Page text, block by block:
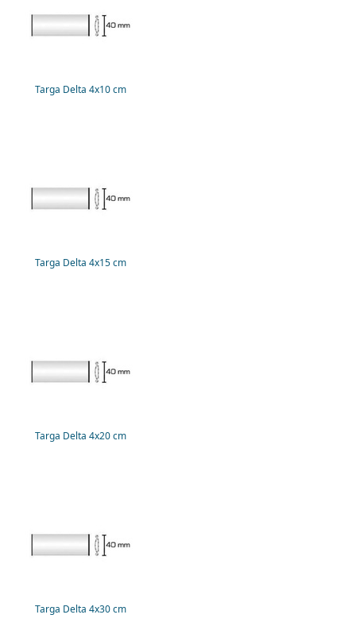
Targa Delta 4x10 cm
Targa Delta 4x15 cm
Targa Delta 4x20 cm
Targa Delta 4x30 cm